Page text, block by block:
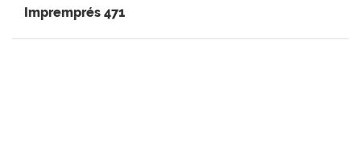
Impremprés 471